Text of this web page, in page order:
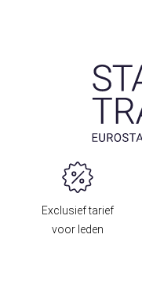
Exclusief tarief
voor leden